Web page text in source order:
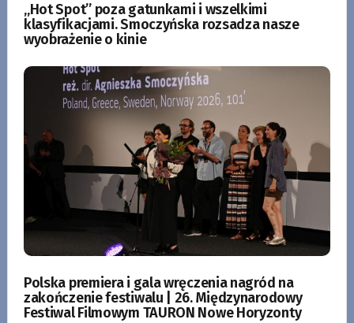
„Hot Spot” poza gatunkami i wszelkimi
klasyfikacjami. Smoczyńska rozsadza nasze
wyobrażenie o kinie
Polska premiera i gala wręczenia nagród na
zakończenie festiwalu | 26. Międzynarodowy
Festiwal Filmowym TAURON Nowe Horyzonty